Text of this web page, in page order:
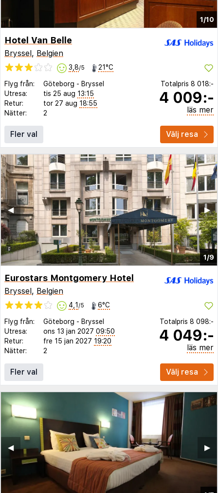
1/10
Hotel Van Belle
Bryssel , Belgien
3,8/5 21°C
Flyg från: Göteborg - Bryssel
Utresa:
tis 25 aug 13:15
Retur:
tor 27 aug 18:55
Nätter:
2
Totalpris 8 018:-
4 009:-
läs mer
Fler val Välj resa
1/9
▶︎
◀︎
Eurostars Montgomery Hotel
Bryssel , Belgien
4,1 /5 6°C
Flyg från: Göteborg - Bryssel
Utresa:
ons 13 jan 2027 09:50
Retur:
fre 15 jan 2027 19:20
Nätter:
2
Totalpris 8 098:-
4 049:-
läs mer
Fler val Välj resa
▶︎
◀︎